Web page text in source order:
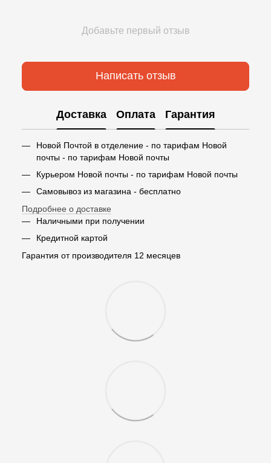
Добавьте первый отзыв
Написать отзыв
Доставка Оплата Гарантия
Новой Почтой в отделение - по тарифам Новой
почты - по тарифам Новой почты
Курьером Новой почты - по тарифам Новой почты
Самовывоз из магазина - бесплатно
Подробнее о доставке
Наличными при получении
Кредитной картой
Гарантия от производителя 12 месяцев